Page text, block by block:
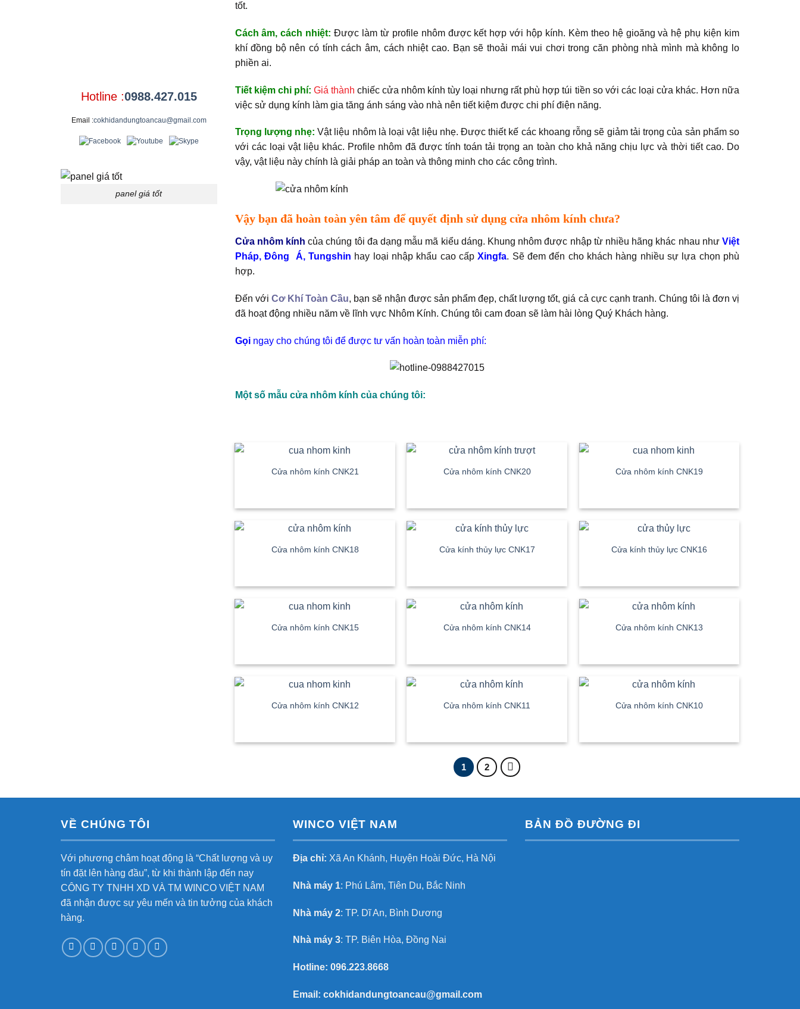
Hotline :0988.427.015
Email :cokhidandungtoancau@gmail.com
panel giá tốt
tốt.
Cách âm, cách nhiệt: Được làm từ profile nhôm được kết hợp với hộp kính. Kèm theo hệ gioăng và hệ phụ kiện kim
khí đồng bộ nên có tính cách âm, cách nhiệt cao. Bạn sẽ thoải mái vui chơi trong căn phòng nhà mình mà không lo
phiền ai.
Tiết kiệm chi phí: Giá thành chiếc cửa nhôm kính tùy loại nhưng rất phù hợp túi tiền so với các loại cửa khác. Hơn nữa
việc sử dụng kính làm gia tăng ánh sáng vào nhà nên tiết kiệm được chi phí điện năng.
Trọng lượng nhẹ: Vật liệu nhôm là loại vật liệu nhẹ. Được thiết kế các khoang rỗng sẽ giảm tải trọng của sản phẩm so
với các loại vật liệu khác. Profile nhôm đã được tính toán tải trọng an toàn cho khả năng chịu lực và thời tiết cao. Do
vậy, vật liệu này chính là giải pháp an toàn và thông minh cho các công trình.
Vậy bạn đã hoàn toàn yên tâm để quyết định sử dụng cửa nhôm kính chưa?
Cửa nhôm kính của chúng tôi đa dạng mẫu mã kiểu dáng. Khung nhôm được nhập từ nhiều hãng khác nhau nhưViệt
Pháp, Đông Á, Tungshin hay loại nhập khẩu cao cấpXingfa. Sẽ đem đến cho khách hàng nhiều sự lựa chọn phù
hợp.
Đến với Cơ Khí Toàn Cầu, bạn sẽ nhận được sản phẩm đẹp, chất lượng tốt, giá cả cực cạnh tranh. Chúng tôi là đơn vị
đã hoạt động nhiều năm về lĩnh vực Nhôm Kính. Chúng tôi cam đoan sẽ làm hài lòng Quý Khách hàng.
Gọingay cho chúng tôi để được tư vấn hoàn toàn miễn phí:
Một số mẫu cửa nhôm kính của chúng tôi:
Cửa nhôm kính CNK21 Cửa nhôm kính CNK20 Cửa nhôm kính CNK19
Cửa nhôm kính CNK18 Cửa kính thủy lực CNK17 Cửa kính thủy lực CNK16
Cửa nhôm kính CNK15 Cửa nhôm kính CNK14 Cửa nhôm kính CNK13
Cửa nhôm kính CNK12 Cửa nhôm kính CNK11 Cửa nhôm kính CNK10
1 2
VỀ CHÚNG TÔI
Với phương châm hoạt động là “Chất lượng và uy
tín đặt lên hàng đầu”, từ khi thành lập đến nay
CÔNG TY TNHH XD VÀ TM WINCO VIỆT NAM
đã nhận được sự yêu mến và tin tưởng của khách
hàng.
WINCO VIỆT NAM
Địa chỉ: Xã An Khánh, Huyện Hoài Đức, Hà Nội
Nhà máy 1: Phú Lâm, Tiên Du, Bắc Ninh
Nhà máy 2: TP. Dĩ An, Bình Dương
Nhà máy 3: TP. Biên Hòa, Đồng Nai
Hotline: 096.223.8668
Email: cokhidandungtoancau@gmail.com
BẢN ĐỒ ĐƯỜNG ĐI